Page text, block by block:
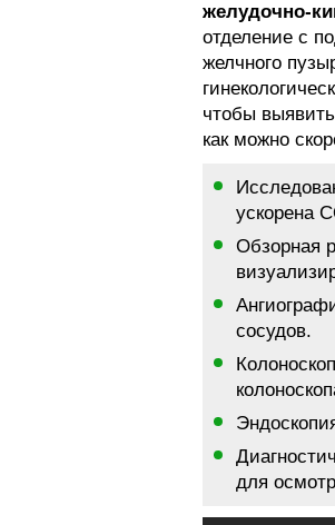
желудочно-
отделение с
желчного
чтобы
как можно
ускорена
Обзорная
сосудов.
для